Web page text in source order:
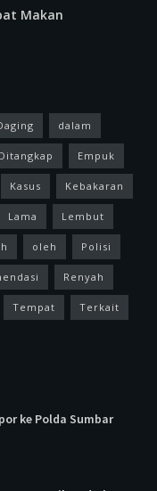
Makan
dalam
Ditangkap Empuk
Kasus Kebakaran
Lama Lembut
oleh Polisi
Renyah
Tempat Terkait
ke Polda Sumbar